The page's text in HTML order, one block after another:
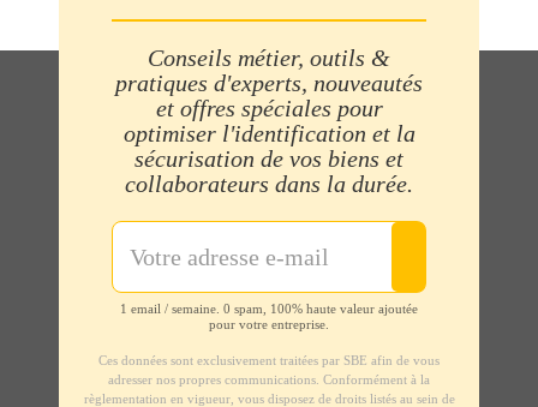
Conseils métier, outils &
pratiques d'experts, nouveautés
et offres spéciales pour
optimiser l'identification et la
sécurisation de vos biens et
collaborateurs dans la durée.
1 email / semaine. 0 spam, 100% haute valeur ajoutée
pour votre entreprise.
Ces données sont exclusivement traitées par SBE afin de vous
adresser nos propres communications. Conformément à la
règlementation en vigueur, vous disposez de droits listés au sein de